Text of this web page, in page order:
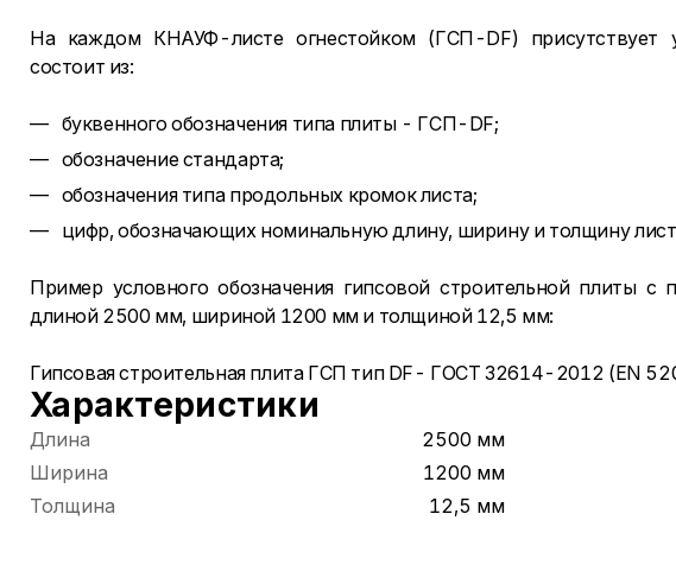
На каждом КНАУФ-листе огнестойком (ГСП-DF) присутствует
состоит из:
буквенного обозначения типа плиты - ГСП-DF;
обозначение стандарта;
обозначения типа продольных кромок листа;
цифр, обозначающих номинальную длину, ширину и толщину
Пример условного обозначения гипсовой строительной плиты с
длиной 2500 мм, шириной 1200 мм и толщиной 12,5 мм:
Гипсовая строительная плита ГСП тип DF- ГОСТ 32614-2012 (EN
Характеристики
Длина
2500 мм
Ширина
1200 мм
Толщина
12,5 мм